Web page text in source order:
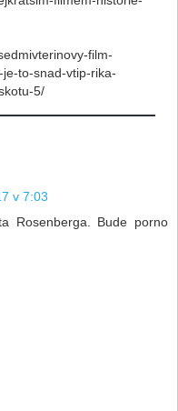
film-
to-snad-vtip-rika-
5/
v 7:03
Rosenberga. Bude porno